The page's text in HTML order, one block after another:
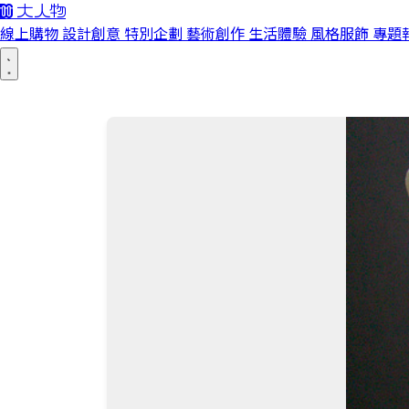
線上購物 設計創意 特別企劃 藝術創作 生活體驗 風格服飾 專題